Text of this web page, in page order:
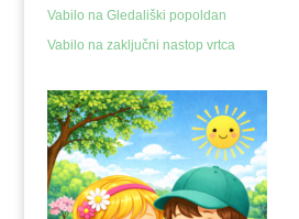
Vabilo na Gledališki popoldan
Vabilo na zaključni nastop vrtca